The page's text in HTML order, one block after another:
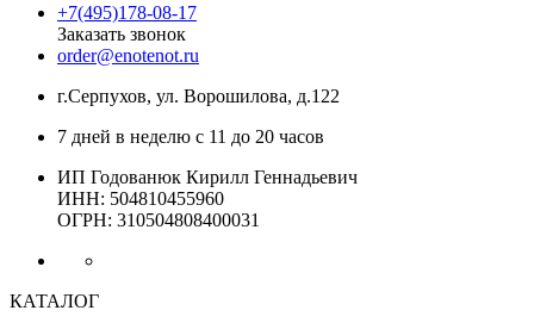
+7(495)178-08-17
Заказать звонок
order@enotenot.ru
г.Серпухов, ул. Ворошилова, д.122
7 дней в неделю с 11 до 20 часов
ИП Годованюк Кирилл Геннадьевич
ИНН: 504810455960
ОГРН: 310504808400031
КАТАЛОГ